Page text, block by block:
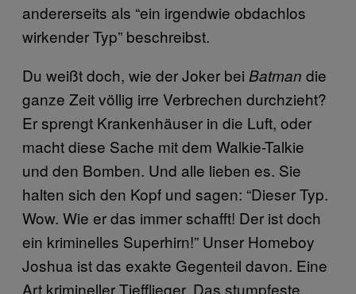
andererseits als “ein irgendwie obdachlos
wirkender Typ” beschreibst.
Du weißt doch, wie der Joker bei Batman die
ganze Zeit völlig irre Verbrechen durchzieht?
Er sprengt Krankenhäuser in die Luft, oder
macht diese Sache mit dem Walkie-Talkie
und den Bomben. Und alle lieben es. Sie
halten sich den Kopf und sagen: “Dieser Typ.
Wow. Wie er das immer schafft! Der ist doch
ein kriminelles Superhirn!” Unser Homeboy
Joshua ist das exakte Gegenteil davon. Eine
Art krimineller Tiefflieger. Das stumpfeste